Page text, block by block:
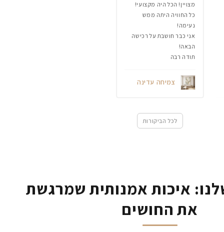
מצויין! הכל היה מקצועי!
כל החוויה היתה ממש
נעימה!
אני כבר חושבת על רכישה
הבאה!
תודה רבה
צמיחה עדינה
לכל הביקורות
איכות אמנותית שמרגשת
את החושים